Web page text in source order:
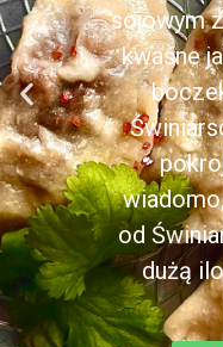
sojowym
kwaśne
od
dużą